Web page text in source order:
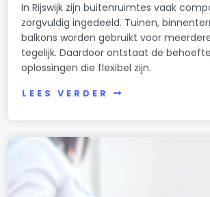
In Rijswijk zijn buitenruimtes vaak
zorgvuldig ingedeeld. Tuinen,
balkons worden gebruikt voor
tegelijk. Daardoor ontstaat de
oplossingen die flexibel zijn.
LEES VERDER